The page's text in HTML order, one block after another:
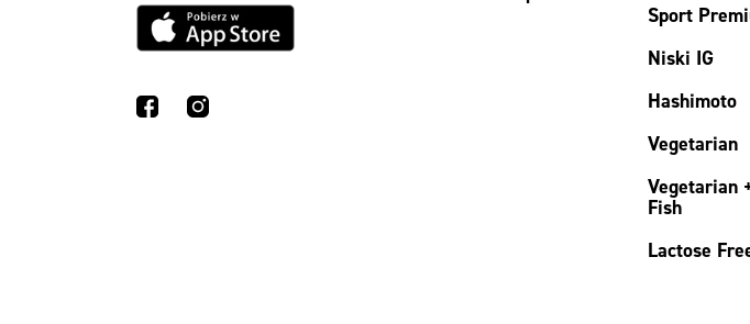
Sport
Niski IG
Hashimoto
Vegetarian
Vegetarian
Fish
Lactose